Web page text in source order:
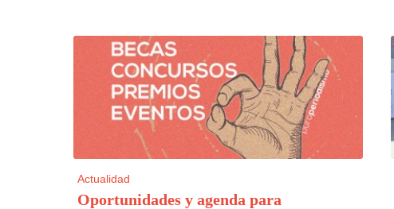
Actualidad
Oportunidades y agenda para